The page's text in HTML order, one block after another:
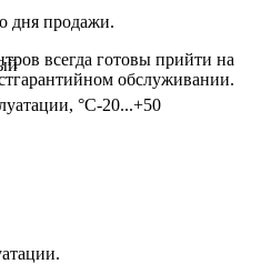
°С-20...+50
дня продажи.
всегда готовы прийти на
обслуживании.